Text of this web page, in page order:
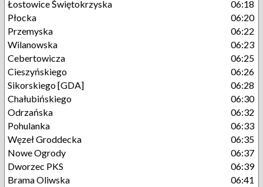
Łostowice Świętokrzyska
06:18
Płocka
06:20
Przemyska
06:22
Wilanowska
06:23
Cebertowicza
06:25
Cieszyńskiego
06:26
Sikorskiego [GDA]
06:28
Chałubińskiego
06:30
Odrzańska
06:32
Pohulanka
06:33
Węzeł Groddecka
06:35
Nowe Ogrody
06:37
Dworzec PKS
06:39
Brama Oliwska
06:41